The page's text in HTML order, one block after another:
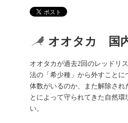
オオタカ 国
オオタカが過去2回のレッドリ
法の「希少種」から外すことに
体数がいるのか、また解除さ
とによって守られてきた自然
い。